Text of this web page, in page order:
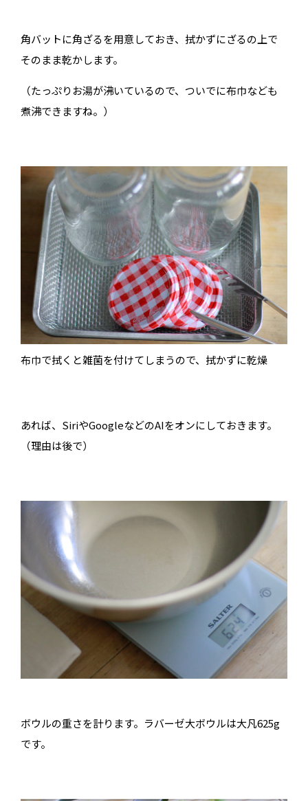
角バットに角ざるを用意しておき、拭かずにざるの上で
そのまま乾かします。
（たっぷりお湯が沸いているので、ついでに布巾なども
煮沸できますね。）
布巾で拭くと雑菌を付けてしまうので、拭かずに乾燥
あれば、SiriやGoogleなどのAIをオンにしておきます。
（理由は後で）
ボウルの重さを計ります。ラバーゼ大ボウルは大凡625g
です。